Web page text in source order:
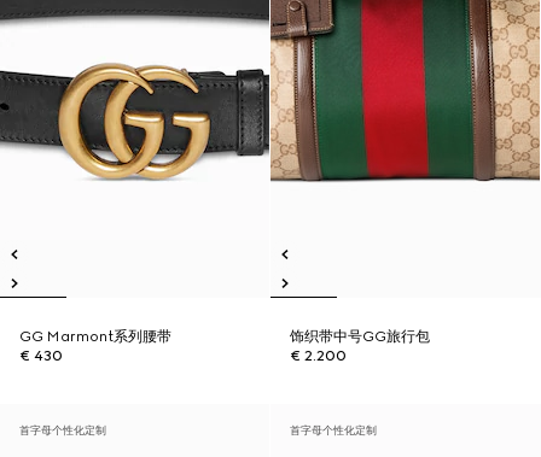
GG Marmont系列腰带
€ 430
饰织带中号GG旅行包
€ 2.200
首字母个性化定制 首字母个性化定制